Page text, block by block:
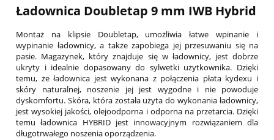
Ładownica Doubletap 9 mm IWB Hybrid
Montaż na klipsie Doubletap, umożliwia łatwe wpinanie i
wypinanie ładownicy, a także zapobiega jej przesuwaniu się na
pasie. Magazynek, który znajduje się w ładownicy, jest dobrze
ukryty i idealnie dopasowany do sylwetki użytkownika. Dzięki
temu, że ładownica jest wykonana z połączenia płata kydexu i
skóry naturalnej, noszenie jej jest wygodne i nie powoduje
dyskomfortu. Skóra, która została użyta do wykonania ładownicy,
jest wysokiej jakości, olejoodporna i odporna na przetarcia. Dzięki
temu ładownica HYBRID jest innowacyjnym rozwiązaniem dla
długotrwałego noszenia oporządzenia.